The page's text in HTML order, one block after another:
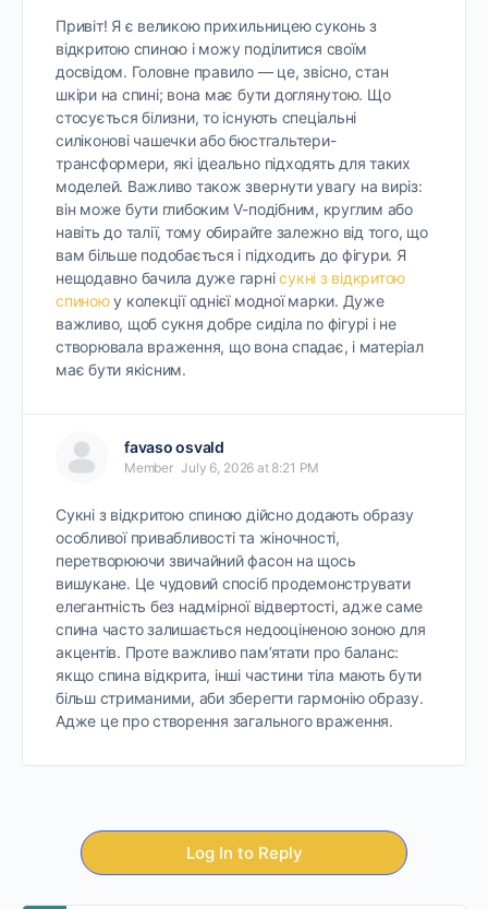
Привіт! Я є великою прихильницею суконь з
відкритою спиною і можу поділитися своїм
досвідом. Головне правило — це, звісно, стан
шкіри на спині; вона має бути доглянутою. Що
стосується білизни, то існують спеціальні
силіконові чашечки або бюстгальтери-
трансформери, які ідеально підходять для таких
моделей. Важливо також звернути увагу на виріз:
він може бути глибоким V-подібним, круглим або
навіть до талії, тому обирайте залежно від того, що
вам більше подобається і підходить до фігури. Я
нещодавно бачила дуже гарнісукні з відкритою
спиноюу колекції однієї модної марки. Дуже
важливо, щоб сукня добре сиділа по фігурі і не
створювала враження, що вона спадає, і матеріал
має бути якісним.
favaso osvald
Member July 6, 2026 at 8:21 PM
Сукні з відкритою спиною дійсно додають образу
особливої привабливості та жіночності,
перетворюючи звичайний фасон на щось
вишукане. Це чудовий спосіб продемонструвати
елегантність без надмірної відвертості, адже саме
спина часто залишається недооціненою зоною для
акцентів. Проте важливо пам’ятати про баланс:
якщо спина відкрита, інші частини тіла мають бути
більш стриманими, аби зберегти гармонію образу.
Адже це про створення загального враження.
Log In to Reply